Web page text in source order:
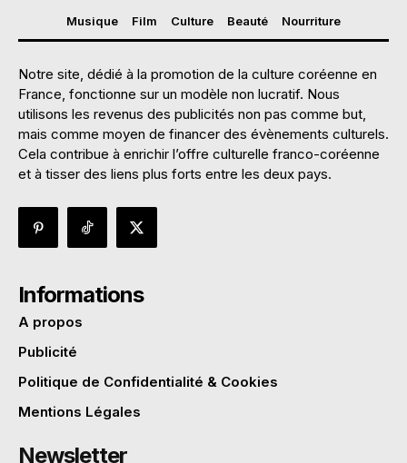
Musique Film Culture Beauté Nourriture
Notre site, dédié à la promotion de la culture coréenne en
France, fonctionne sur un modèle non lucratif. Nous
utilisons les revenus des publicités non pas comme but,
mais comme moyen de financer des évènements culturels.
Cela contribue à enrichir l’offre culturelle franco-coréenne
et à tisser des liens plus forts entre les deux pays.
Informations
A propos
Publicité
Politique de Confidentialité & Cookies
Mentions Légales
Newsletter